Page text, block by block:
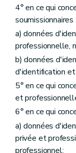
4° en ce qui
soumissionnaires :
a) données
professionnelle,
b) données
d'identification
5° en ce qui
et
6° en ce qui
a) données
privée et
professionnel;